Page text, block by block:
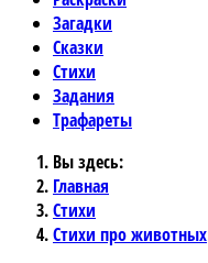
Загадки
Сказки
Стихи
Задания
Трафареты
Вы здесь:
Главная
Стихи
Стихи про животных